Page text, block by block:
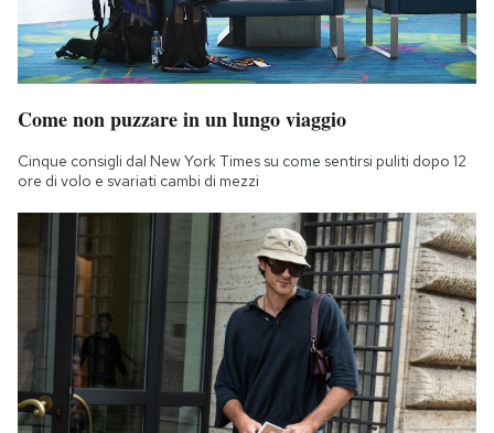
Come non puzzare in un lungo viaggio
Cinque consigli dal New York Times su come sentirsi puliti dopo 12
ore di volo e svariati cambi di mezzi